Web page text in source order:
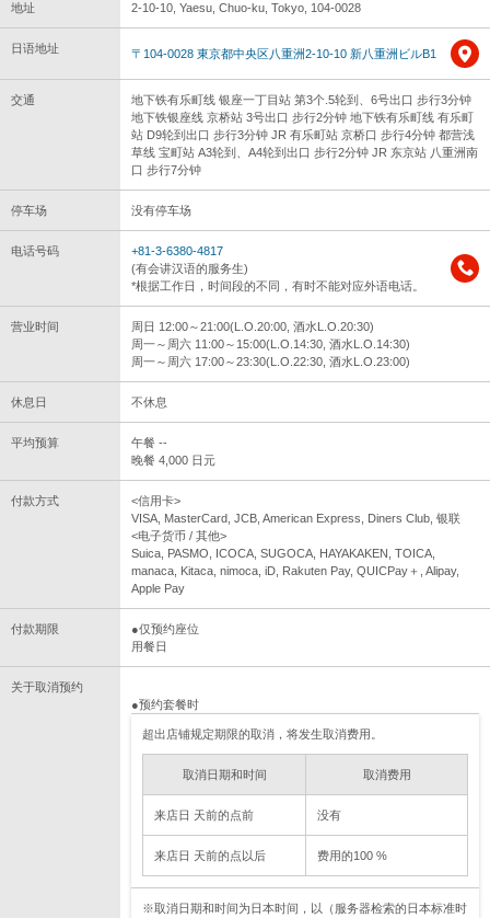
地址 2-10-10, Yaesu, Chuo-ku, Tokyo, 104-0028
日语地址 〒104-0028 東京都中央区八重洲2-10-10 新八重洲ビルB1
交通
地下铁有乐町线 银座一丁目站 第3个.5轮到、6号出口 步行3分钟
地下铁银座线 京桥站 3号出口 步行2分钟 地下铁有乐町线 有乐町
站 D9轮到出口 步行3分钟 JR 有乐町站 京桥口 步行4分钟 都营浅
草线 宝町站 A3轮到、A4轮到出口 步行2分钟 JR 东京站 八重洲南
口 步行7分钟
停车场 没有停车场
电话号码
+81-3-6380-4817
(有会讲汉语的服务生)
*根据工作日，时间段的不同，有时不能对应外语电话。
营业时间
周日 12:00～21:00(L.O.20:00, 酒水L.O.20:30)
周一～周六 11:00～15:00(L.O.14:30, 酒水L.O.14:30)
周一～周六 17:00～23:30(L.O.22:30, 酒水L.O.23:00)
休息日 不休息
平均预算
午餐 --
晚餐 4,000 日元
付款方式
<信用卡>
VISA, MasterCard, JCB, American Express, Diners Club, 银联
<电子货币 / 其他>
Suica, PASMO, ICOCA, SUGOCA, HAYAKAKEN, TOICA,
manaca, Kitaca, nimoca, iD, Rakuten Pay, QUICPay＋, Alipay,
Apple Pay
付款期限
●仅预约座位
用餐日
关于取消预约
●预约套餐时
超出店铺规定期限的取消，将发生取消费用。
取消日期和时间 取消费用
来店日 天前的点前 没有
来店日 天前的点以后 费用的100 %
※取消日期和时间为日本时间，以（服务器检索的日本标准时